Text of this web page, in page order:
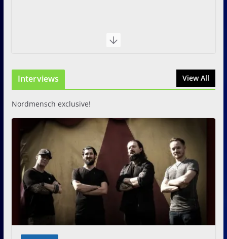
Interviews View All
Nordmensch exclusive!